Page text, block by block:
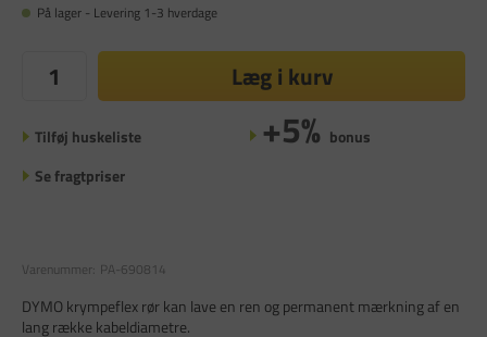
På lager - Levering 1-3 hverdage
Læg i kurv
Tilføj huskeliste +5% bonus
Se fragtpriser
Varenummer: PA-690814
DYMO krympeflex rør kan lave en ren og permanent mærkning af en
lang række kabeldiametre.